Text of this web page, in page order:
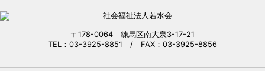
〒178-0064 練馬区南大泉3-17-21
TEL：03-3925-8851 / FAX：03-3925-8856